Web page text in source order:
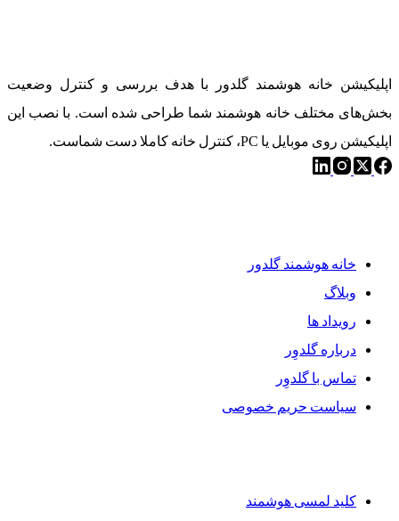
اپلیکیشن خانه هوشمند گلدور با هدف بررسی و کنترل وضعیت
بخش‌های مختلف خانه هوشمند شما طراحی شده است. با نصب این
اپلیکیشن روی موبایل یا PC، کنترل خانه کاملا دست شماست.
خانه هوشمند گلدور
وبلاگ
رویداد ها
درباره گلدوِر
تماس با گلدوِر
سیاست حریم خصوصی
کلید لمسی هوشمند